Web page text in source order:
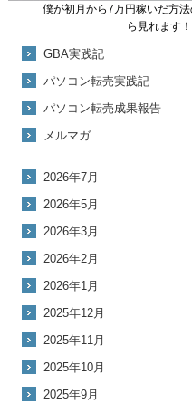
僕が初月から7万円稼いだ方
ら見れます
GBA実践記
パソコン転売実践記
パソコン転売成果報告
メルマガ
2026年7月
2026年5月
2026年3月
2026年2月
2026年1月
2025年12月
2025年11月
2025年10月
2025年9月